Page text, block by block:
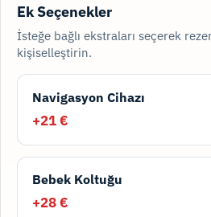
Ek Seçenekler
İsteğe bağlı ekstraları seçerek
kişiselleştirin.
Navigasyon Cihazı
+21 €
Bebek Koltuğu
+28 €